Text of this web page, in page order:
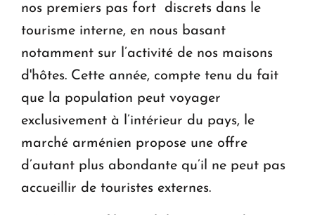
nos premiers pas fort discrets dans le
tourisme interne, en nous basant
notamment sur l’activité de nos maisons
d'hôtes. Cette année, compte tenu du fait
que la population peut voyager
exclusivement à l’intérieur du pays, le
marché arménien propose une offre
d’autant plus abondante qu’il ne peut pas
accueillir de touristes externes.